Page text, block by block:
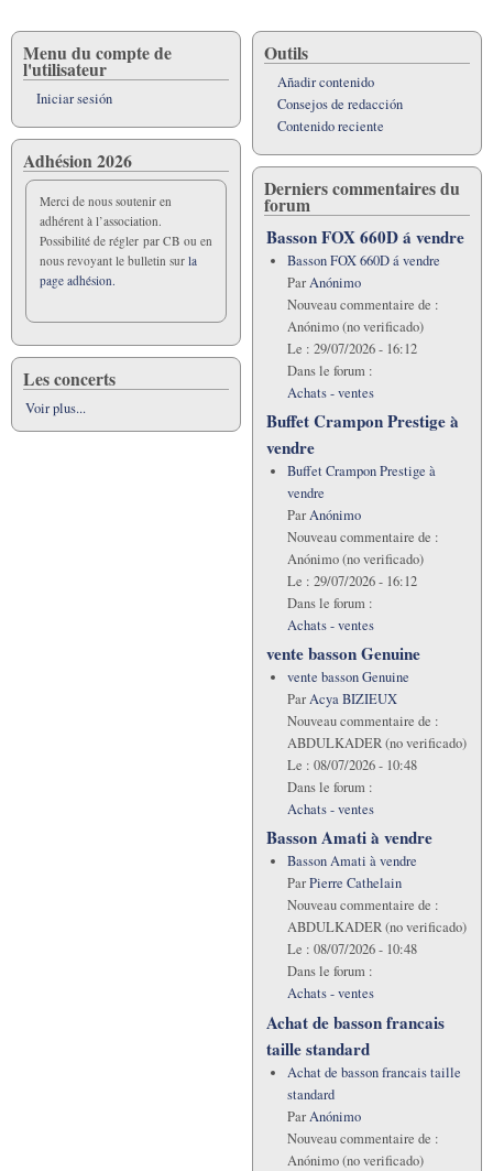
Menu du compte de
l'utilisateur
Iniciar sesión
Adhésion 2026
Merci de nous soutenir en
adhérent à l’association.
Possibilité de régler par CB ou en
nous revoyant le bulletin sur la
page adhésion.
Les concerts
Voir plus...
Outils
Añadir contenido
Consejos de redacción
Contenido reciente
Derniers commentaires du
forum
Basson FOX 660D á vendre
Basson FOX 660D á vendre
ParAnónimo
Nouveau commentaire de :
Anónimo (no verificado)
Le : 29/07/2026 - 16:12
Dans le forum :
Achats - ventes
Buffet Crampon Prestige à
vendre
Buffet Crampon Prestige à
vendre
ParAnónimo
Nouveau commentaire de :
Anónimo (no verificado)
Le : 29/07/2026 - 16:12
Dans le forum :
Achats - ventes
vente basson Genuine
vente basson Genuine
ParAcya BIZIEUX
Nouveau commentaire de :
ABDULKADER (no verificado)
Le : 08/07/2026 - 10:48
Dans le forum :
Achats - ventes
Basson Amati à vendre
Basson Amati à vendre
ParPierre Cathelain
Nouveau commentaire de :
ABDULKADER (no verificado)
Le : 08/07/2026 - 10:48
Dans le forum :
Achats - ventes
Achat de basson francais
taille standard
Achat de basson francais taille
standard
ParAnónimo
Nouveau commentaire de :
Anónimo (no verificado)